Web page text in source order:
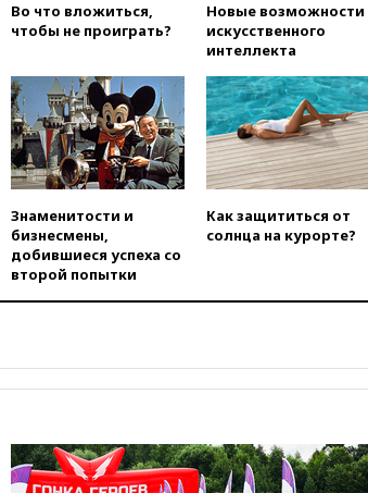
вчера, 22:22Минфин: в июле
выросли нефтегазовые
доходы российского бюджета
вчера, 22:15Аксаков: ЦБ
согласовал первый стандарт
исламского банкинга
вчера, 21:43Организаторы
«Интервидения»
пройдет в Саудовской Аравии
вчера, 21:35
развития театрального
РФ разрешило продажу
бензина старых
вчера, 21:15Путин обсудил с
Машковым 150-летие Союза
театральных деятелей
Во что вложиться,
чтобы не проиграть?
Новые возможности
искусственного
интеллекта
Знаменитости и
бизнесмены,
добившиеся успеха со
второй попытки
Как защититься от
солнца на курорте?